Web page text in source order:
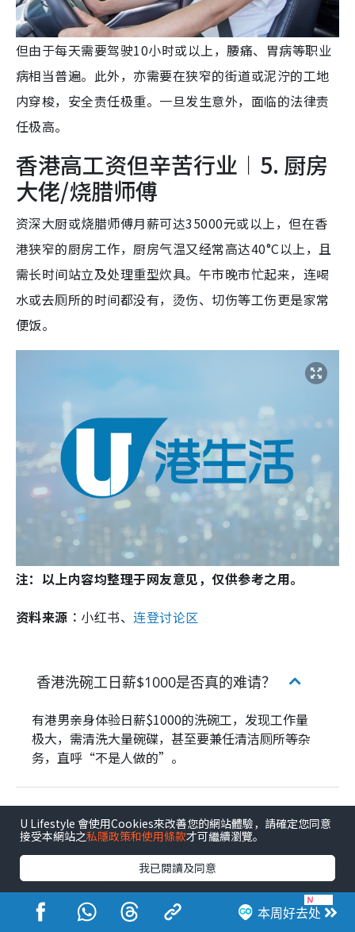
但由于每天需要驾驶10小时或以上，腰痛、胃病等职业
病相当普遍。此外，亦需要在狭窄的街道或泥泞的工地
内穿梭，安全责任极重。一旦发生意外，面临的法律责
任极高。
香港高工资但辛苦行业︱5. 厨房
大佬/烧腊师傅
资深大厨或烧腊师傅月薪可达35000元或以上，但在香
港狭窄的厨房工作，厨房气温又经常高达40°C以上，且
需长时间站立及处理重型炊具。午市晚市忙起来，连喝
水或去厕所的时间都没有，烫伤、切伤等工伤更是家常
便饭。
注：以上内容均整理于网友意见，仅供参考之用。
资料来源︰ 小红书、连登讨论区
香港洗碗工日薪$1000是否真的难请？
有港男亲身体验日薪$1000的洗碗工，发现工作量
极大，需清洗大量碗碟，甚至要兼任清洁厕所等杂
务，直呼“不是人做的”。
香港洗碗工的月薪和时薪大约是多少？
家居 小红书 旺角
本周好去处
U Lifestyle 會使用Cookies來改善您的網站體驗，請確定您同意
接受本網站之私隱政策和使用條款才可繼續瀏覽。
我已閱讀及同意